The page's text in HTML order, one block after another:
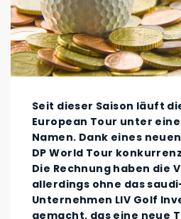
Seit dieser Saison läuft
European Tour unter
Namen. Dank eines
DP World Tour
Die Rechnung haben die
allerdings ohne das
Unternehmen LIV Golf
gemacht, das eine neue